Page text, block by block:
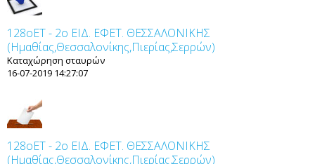
128οET - 2ο ΕΙΔ. ΕΦΕΤ. ΘΕΣΣΑΛΟΝΙΚΗΣ
(Ημαθίας,Θεσσαλονίκης,Πιερίας,Σερρών)
Καταχώρηση σταυρών
16-07-2019 14:27:07
128οET - 2ο ΕΙΔ. ΕΦΕΤ. ΘΕΣΣΑΛΟΝΙΚΗΣ
(Ημαθίας,Θεσσαλονίκης,Πιερίας,Σερρών)